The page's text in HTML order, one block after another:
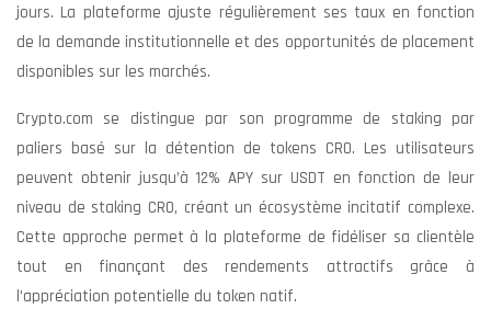
jours. La plateforme ajuste régulièrement ses taux en fonction
de la demande institutionnelle et des opportunités de placement
disponibles sur les marchés.
Crypto.com se distingue par son programme de staking par
paliers basé sur la détention de tokens CRO. Les utilisateurs
peuvent obtenir jusqu’à 12% APY sur USDT en fonction de leur
niveau de staking CRO, créant un écosystème incitatif complexe.
Cette approche permet à la plateforme de fidéliser sa clientèle
tout en finançant des rendements attractifs grâce à
l’appréciation potentielle du token natif.